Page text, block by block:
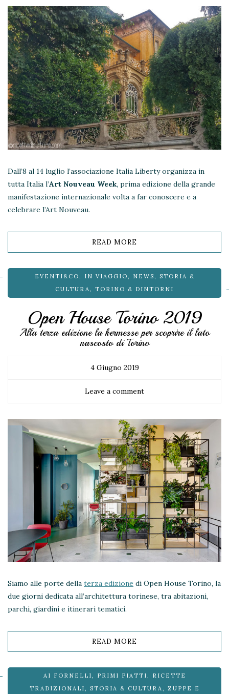
Dall’8 al 14 luglio l’associazione Italia Liberty organizza in
tutta Italia l’Art Nouveau Week, prima edizione della grande
manifestazione internazionale volta a far conoscere e a
celebrare l’Art Nouveau.
READ MORE
EVENTI&CO , IN VIAGGIO , NEWS , STORIA &
CULTURA , TORINO & DINTORNI
Open House Torino 2019
Alla terza edizione la kermesse per scoprire il lato
nascosto di Torino
4 Giugno 2019
Leave a comment
Siamo alle porte della terza edizione di Open House Torino, la
due giorni dedicata all’architettura torinese, tra abitazioni,
parchi, giardini e itinerari tematici.
READ MORE
AI FORNELLI, PRIMI PIATTI,
RICETTE
TRADIZIONALI, STORIA & CULTURA, ZUPPE E